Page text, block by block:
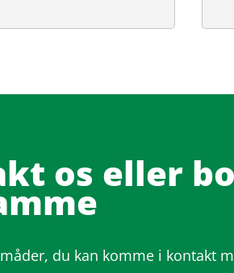
os eller
du kan komme i kontakt